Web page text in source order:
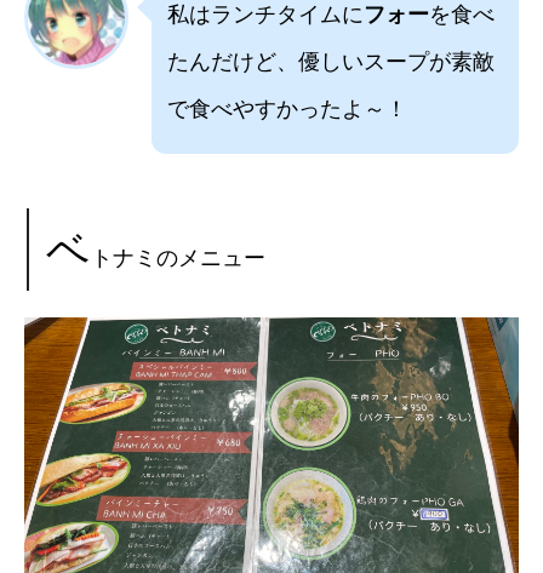
私はランチタイムにフォーを食べ
たんだけど、優しいスープが素敵
で食べやすかったよ～！
ベ トナミのメニュー